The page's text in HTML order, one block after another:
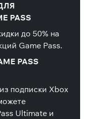
PASS
до 50% на
Game Pass.
PASS
подписки Xbox
Ultimate и